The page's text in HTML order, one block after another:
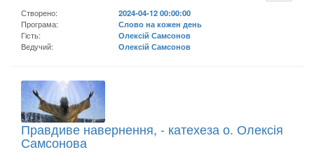
Створено:
2024-04-12 00:00:00
Програма:
Слово на кожен день
Гість:
Олексій Самсонов
Ведучий:
Олексій Самсонов
Правдиве навернення, - катехеза о. Олексія
Самсонова